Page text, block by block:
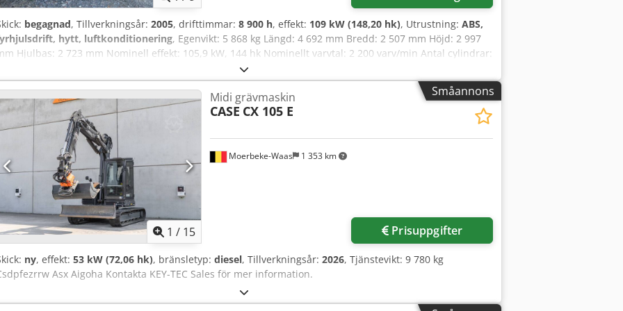
FNH021FSNGHP00509 Kontakta Gerrit Haverhoek för ytterligare information.
begagnad, Tillverkningsår: 2005, drifttimmar: 8 900 h, effekt: 109 kW (148,20 hk), Utrustning: ABS,
hytt, luftkonditionering, Egenvikt: 5 868 kg Längd: 4 692 mm Bredd: 2 507 mm Höjd: 2 997
Hjulbas: 2 723 mm Nominell effekt: 105,9 kW, 144 hk Nominellt varvtal: 2 200 varv/min Antal cylindrar:
6 Slagvolym: 7 480 cm³ Chodpfewlmt Isx Aigsa Vridmomentsökning: 51,3 Fyrhjulsdrift
Småannons
1 / 15
Moerbeke-Waas 1 353 km
Midi grävmaskin
CASE CX 105 E
Prisuppgifter
ny, effekt: 53 kW (72,06 hk), bränsletyp: diesel, Tillverkningsår: 2026, Tjänstevikt: 9 780 kg
Asx Aigoha Kontakta KEY-TEC Sales för mer information.